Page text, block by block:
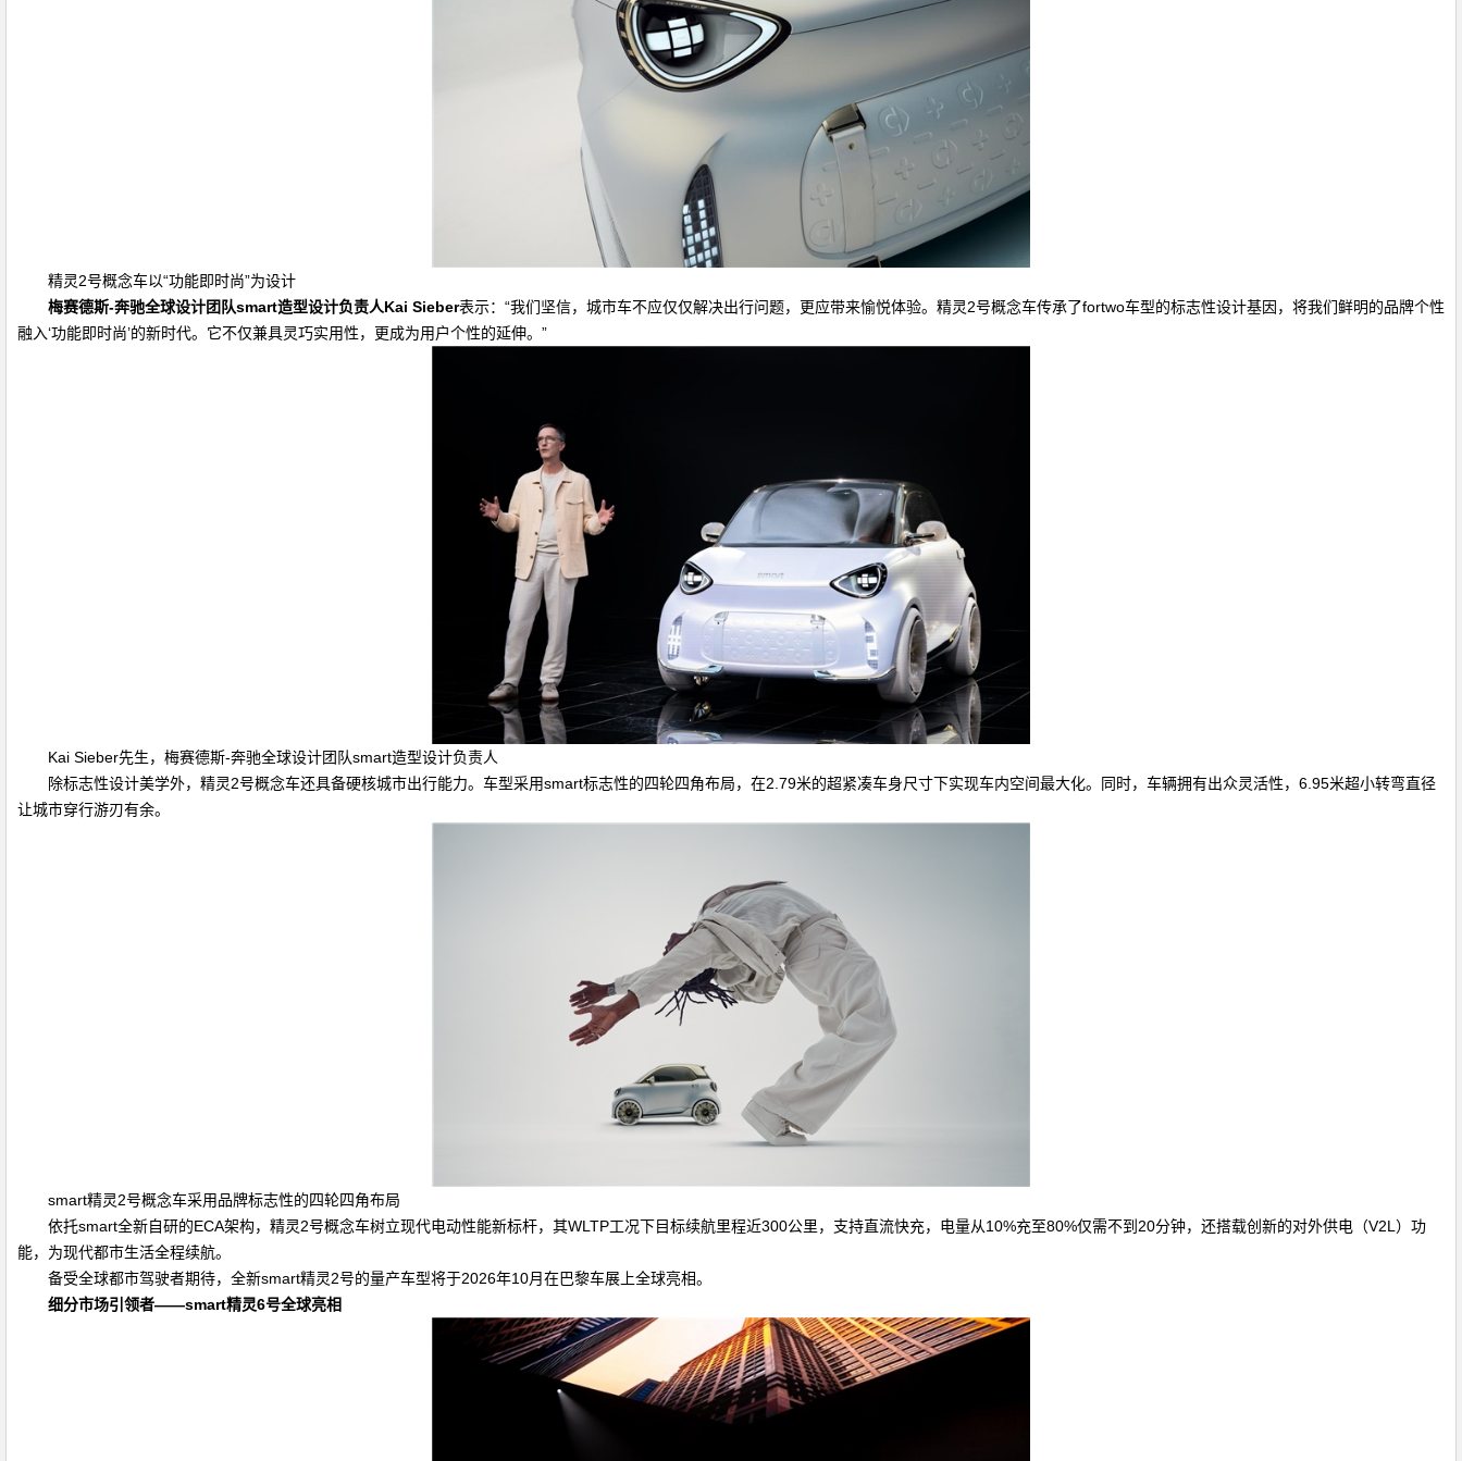
精灵2号概念车以“功能即时尚”为设计
梅赛德斯-奔驰全球设计团队smart造型设计负责人Kai Sieber表示：“我们坚信，城市车不应仅仅解决出行问题，更应带来愉悦体验。精灵2号概念车传承了fortwo车型的标志性设计基因，将我们鲜明的品牌个性
融入‘功能即时尚’的新时代。它不仅兼具灵巧实用性，更成为用户个性的延伸。”
Kai Sieber先生，梅赛德斯-奔驰全球设计团队smart造型设计负责人
除标志性设计美学外，精灵2号概念车还具备硬核城市出行能力。车型采用smart标志性的四轮四角布局，在2.79米的超紧凑车身尺寸下实现车内空间最大化。同时，车辆拥有出众灵活性，6.95米超小转弯直径
让城市穿行游刃有余。
smart精灵2号概念车采用品牌标志性的四轮四角布局
依托smart全新自研的ECA架构，精灵2号概念车树立现代电动性能新标杆，其WLTP工况下目标续航里程近300公里，支持直流快充，电量从10%充至80%仅需不到20分钟，还搭载创新的对外供电（V2L）功
能，为现代都市生活全程续航。
备受全球都市驾驶者期待，全新smart精灵2号的量产车型将于2026年10月在巴黎车展上全球亮相。
细分市场引领者——smart精灵6号全球亮相